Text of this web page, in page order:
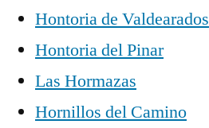
Hontoria de Valdearados
Hontoria del Pinar
Las Hormazas
Hornillos del Camino